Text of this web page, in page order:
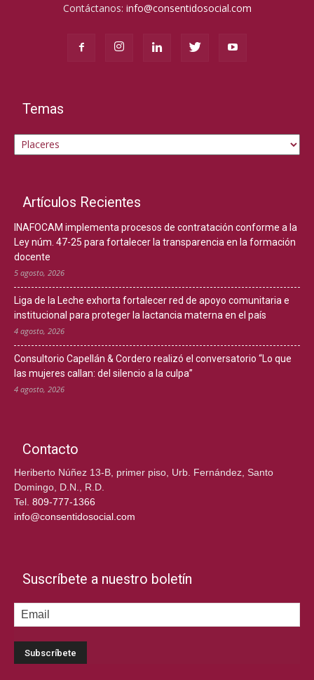
Contáctanos: info@consentidosocial.com
Temas
Temas
Artículos Recientes
INAFOCAM implementa procesos de contratación conforme a la
Ley núm. 47-25 para fortalecer la transparencia en la formación
docente
5 agosto, 2026
Liga de la Leche exhorta fortalecer red de apoyo comunitaria e
institucional para proteger la lactancia materna en el país
4 agosto, 2026
Consultorio Capellán & Cordero realizó el conversatorio “Lo que
las mujeres callan: del silencio a la culpa”
4 agosto, 2026
Contacto
Heriberto Núñez 13-B, primer piso, Urb. Fernández, Santo
Domingo, D.N., R.D.
Tel. 809-777-1366
info@consentidosocial.com
Suscríbete a nuestro boletín